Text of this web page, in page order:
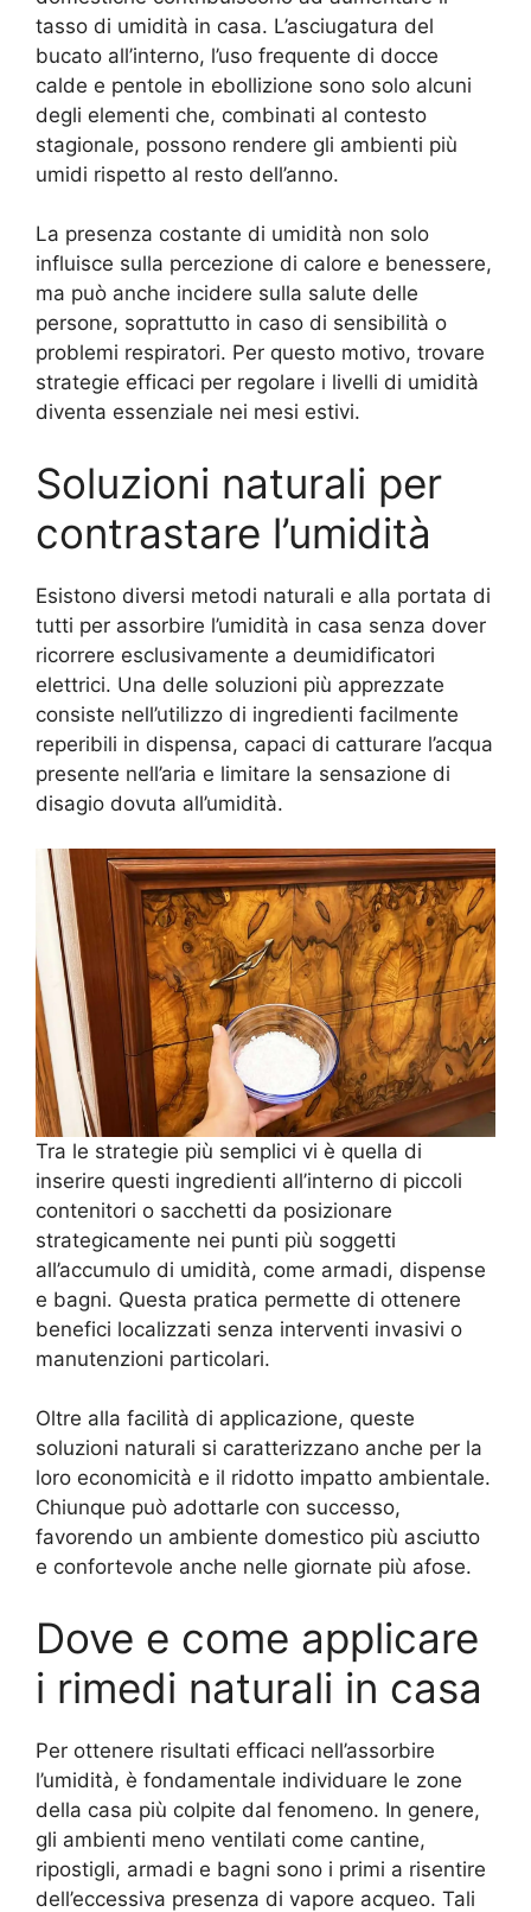
tasso di umidità in casa. L’asciugatura del
bucato all’interno, l’uso frequente di docce
calde e pentole in ebollizione sono solo alcuni
degli elementi che, combinati al contesto
stagionale, possono rendere gli ambienti più
umidi rispetto al resto dell’anno.
La presenza costante di umidità non solo
influisce sulla percezione di calore e benessere,
ma può anche incidere sulla salute delle
persone, soprattutto in caso di sensibilità o
problemi respiratori. Per questo motivo, trovare
strategie efficaci per regolare i livelli di umidità
diventa essenziale nei mesi estivi.
Soluzioni naturali per
contrastare l’umidità
Esistono diversi metodi naturali e alla portata di
tutti per assorbire l’umidità in casa senza dover
ricorrere esclusivamente a deumidificatori
elettrici. Una delle soluzioni più apprezzate
consiste nell’utilizzo di ingredienti facilmente
reperibili in dispensa, capaci di catturare l’acqua
presente nell’aria e limitare la sensazione di
disagio dovuta all’umidità.
Tra le strategie più semplici vi è quella di
inserire questi ingredienti all’interno di piccoli
contenitori o sacchetti da posizionare
strategicamente nei punti più soggetti
all’accumulo di umidità, come armadi, dispense
e bagni. Questa pratica permette di ottenere
benefici localizzati senza interventi invasivi o
manutenzioni particolari.
Oltre alla facilità di applicazione, queste
soluzioni naturali si caratterizzano anche per la
loro economicità e il ridotto impatto ambientale.
Chiunque può adottarle con successo,
favorendo un ambiente domestico più asciutto
e confortevole anche nelle giornate più afose.
Dove e come applicare
i rimedi naturali in casa
Per ottenere risultati efficaci nell’assorbire
l’umidità, è fondamentale individuare le zone
della casa più colpite dal fenomeno. In genere,
gli ambienti meno ventilati come cantine,
ripostigli, armadi e bagni sono i primi a risentire
dell’eccessiva presenza di vapore acqueo. Tali